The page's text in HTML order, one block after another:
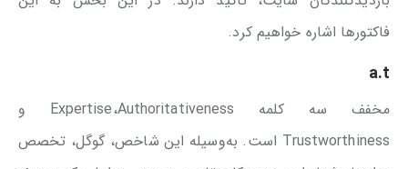
فاکتورها اشاره خواهیم کرد.
a.t
مخفف سه کلمه Expertise،Authoritativeness و
Trustworthiness است. به‌وسیله این شاخص، گوگل، تخصص